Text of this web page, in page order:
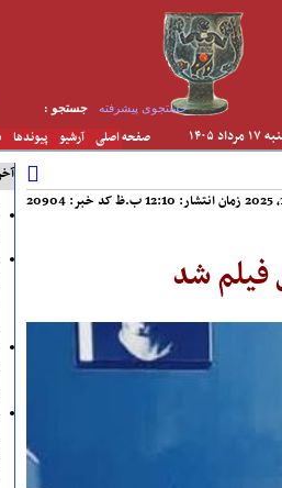
جستجوی پیشرفته جستجو :
صفحه اصلی آرشیو پیوندها ۱۴۰۵
کد خبر: 20904
شد